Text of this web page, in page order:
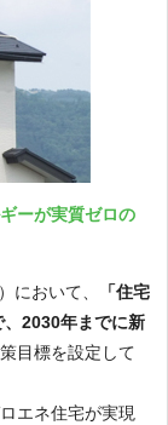
ーが実質ゼロの
において、
「住宅
2030年までに新
目標を設定して
エネ住宅が実現